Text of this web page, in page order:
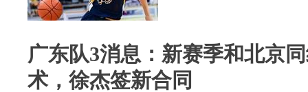
广东队3消息：新赛季和北京
术，徐杰签新合同